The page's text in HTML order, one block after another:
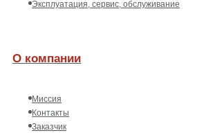
Эксплуатация, сервис, обслуживание
О компании
Миссия
Контакты
Заказчик